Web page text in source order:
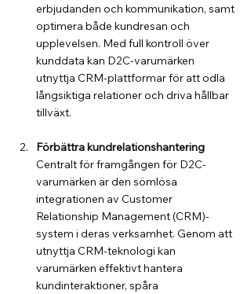
erbjudanden och kommunikation, samt
optimera både kundresan och
upplevelsen. Med full kontroll över
kunddata kan D2C-varumärken
utnyttja CRM-plattformar för att odla
långsiktiga relationer och driva hållbar
tillväxt.
Förbättra kundrelationshantering
Centralt för framgången för D2C-
varumärken är den sömlösa
integrationen av Customer
Relationship Management (CRM)-
system i deras verksamhet. Genom att
utnyttja CRM-teknologi kan
varumärken effektivt hantera
kundinteraktioner, spåra